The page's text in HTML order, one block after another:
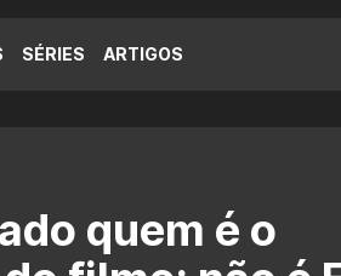
SÉRIES ARTIGOS
quem é o